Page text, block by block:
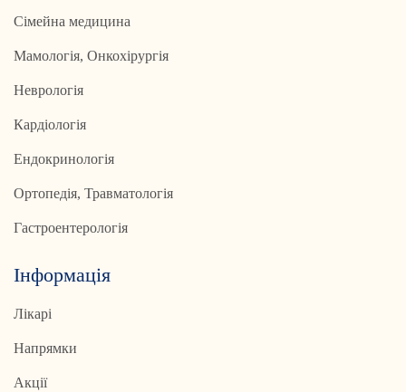
Сімейна медицина
Мамологія, Онкохірургія
Неврологія
Кардіологія
Ендокринологія
Ортопедія, Травматологія
Гастроентерологія
Інформація
Лікарі
Напрямки
Акції